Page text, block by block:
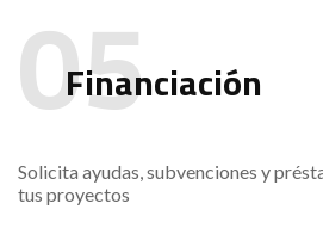
Financiación
Solicita ayudas, subvenciones y
tus proyectos